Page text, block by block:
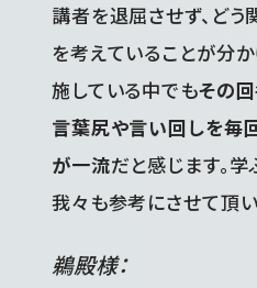
講者を退屈させず、ど
を考えていることが分か
施している中でもその
言葉尻や言い回しを毎
が一流だと感じます。
我々も参考にさせて頂い
鵜殿様：